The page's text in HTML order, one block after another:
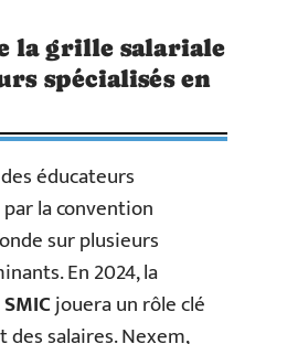
la grille salariale
spécialisés en
éducateurs
la convention
sur plusieurs
En 2024, la
SMICjouera un rôle clé
des salaires. Nexem,